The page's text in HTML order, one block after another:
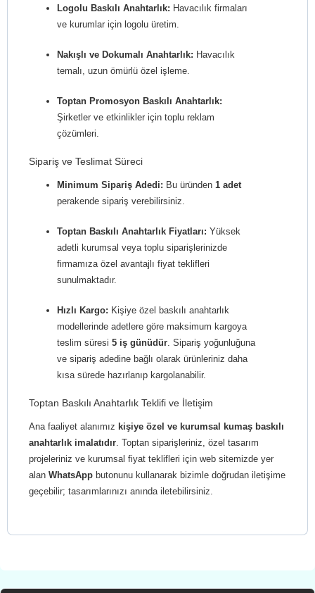
Logolu Baskılı Anahtarlık: Havacılık firmaları
ve kurumlar için logolu üretim.
Nakışlı ve Dokumalı Anahtarlık: Havacılık
temalı, uzun ömürlü özel işleme.
Toptan Promosyon Baskılı Anahtarlık:
Şirketler ve etkinlikler için toplu reklam
çözümleri.
Sipariş ve Teslimat Süreci
Minimum Sipariş Adedi: Bu üründen 1 adet
perakende sipariş verebilirsiniz.
Toptan Baskılı Anahtarlık Fiyatları: Yüksek
adetli kurumsal veya toplu siparişlerinizde
firmamıza özel avantajlı fiyat teklifleri
sunulmaktadır.
Hızlı Kargo: Kişiye özel baskılı anahtarlık
modellerinde adetlere göre maksimum kargoya
teslim süresi 5 iş günüdür . Sipariş yoğunluğuna
ve sipariş adedine bağlı olarak ürünleriniz daha
kısa sürede hazırlanıp kargolanabilir.
Toptan Baskılı Anahtarlık Teklifi ve İletişim
Ana faaliyet alanımız kişiye özel ve kurumsal kumaş baskılı
anahtarlık imalatıdır . Toptan siparişleriniz, özel tasarım
projeleriniz ve kurumsal fiyat teklifleri için web sitemizde yer
alan WhatsApp butonunu kullanarak bizimle doğrudan iletişime
geçebilir; tasarımlarınızı anında iletebilirsiniz.